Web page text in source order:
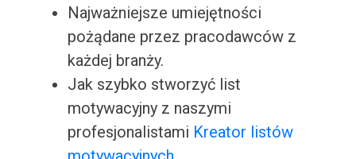
Najważniejsze umiejętności
pożądane przez pracodawców z
każdej branży.
Jak szybko stworzyć list
motywacyjny z naszymi
profesjonalistami Kreator listów